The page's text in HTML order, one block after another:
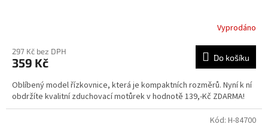
Vyprodáno
297 Kč bez DPH
359 Kč Do košíku
Oblíbený model řízkovnice, která je kompaktních rozměrů. Nyní k ní
obdržíte kvalitní zduchovací motůrek v hodnotě 139,-Kč ZDARMA!
Kód: H-84700